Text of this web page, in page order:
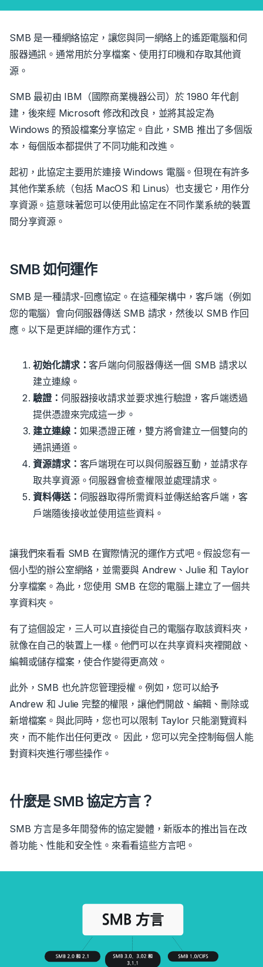
SMB 是一種網絡協定，讓您與同一網絡上的遙距電腦和伺
服器通訊。通常用於分享檔案、使用打印機和存取其他資
源。
SMB 最初由 IBM（國際商業機器公司）於 1980 年代創
建，後來經 Microsoft 修改和改良，並將其設定為
Windows 的預設檔案分享協定。自此，SMB 推出了多個版
本，每個版本都提供了不同功能和改進。
起初，此協定主要用於連接 Windows 電腦。但現在有許多
其他作業系統（包括 MacOS 和 Linus）也支援它，用作分
享資源。這意味著您可以使用此協定在不同作業系統的裝置
間分享資源。
SMB 如何運作
SMB 是一種請求-回應協定。在這種架構中，客戶端（例如
您的電腦）會向伺服器傳送 SMB 請求，然後以 SMB 作回
應。以下是更詳細的運作方式：
初始化請求：客戶端向伺服器傳送一個 SMB 請求以
建立連線。
驗證： 伺服器接收請求並要求進行驗證，客戶端透過
提供憑證來完成這一步。
建立連線： 如果憑證正確，雙方將會建立一個雙向的
通訊通道。
資源請求： 客戶端現在可以與伺服器互動，並請求存
取共享資源。伺服器會檢查權限並處理請求。
資料傳送： 伺服器取得所需資料並傳送給客戶端，客
戶端隨後接收並使用這些資料。
讓我們來看看 SMB 在實際情況的運作方式吧。假設您有一
個小型的辦公室網絡，並需要與 Andrew、Julie 和 Taylor
分享檔案。為此，您使用 SMB 在您的電腦上建立了一個共
享資料夾。
有了這個設定，三人可以直接從自己的電腦存取該資料夾，
就像在自己的裝置上一樣。他們可以在共享資料夾裡開啟、
編輯或儲存檔案，使合作變得更高效。
此外，SMB 也允許您管理授權。例如，您可以給予
Andrew 和 Julie 完整的權限，讓他們開啟、編輯、刪除或
新增檔案。與此同時，您也可以限制 Taylor 只能瀏覽資料
夾，而不能作出任何更改。 因此，您可以完全控制每個人能
對資料夾進行哪些操作。
什麼是 SMB 協定方言？
SMB 方言是多年間發佈的協定變體，新版本的推出旨在改
善功能、性能和安全性。來看看這些方言吧。